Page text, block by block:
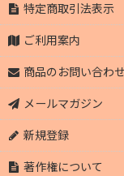
特定商取引法表示
ご利用案内
商品のお問い合わせ
メールマガジン
新規登録
著作権について